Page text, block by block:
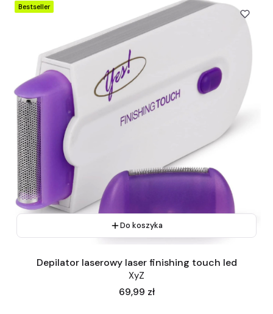
Bestseller
Do koszyka
Depilator laserowy laser finishing touch led
XyZ
Cena
69,99 zł